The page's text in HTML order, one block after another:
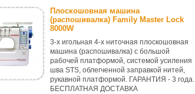
Плоскошовная машина
(распошивалка) Family Master Lock
8000W
3-х игольная 4-х ниточная плоскошовная
машина (распошивалка) с большой
рабочей платформой, системой усиления
шва STS, облегченной заправкой нитей,
рукавной платформой. ГАРАНТИЯ - 3 года.
БЕСПЛАТНАЯ ДОСТАВКА